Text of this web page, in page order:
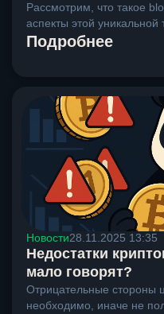
Рассмотрим, что такое
аспекты этой уникальной
Подробнее
Новости28.11.2025 13:35
Недостатки
мало говорят?
Отрицательные стороны
необходимо, иначе не